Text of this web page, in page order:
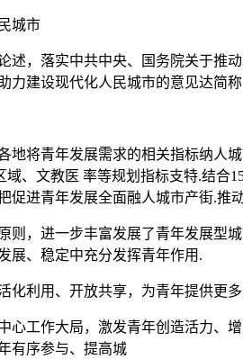
城市
述，落实中共中央、国务院关于推
力建设现代化人民城市的意见达简
地将青年发展需求的相关指标纳人
、文教医 率等规划指标支特.结
促进青年发展全面融人城市产街.推
则，进一步丰富发展了青年发展
展、稳定中充分发挥青年作用.
化利用、开放共享，为青年提供更
心工作大局，激发青年创造活力
有序参与、提高城